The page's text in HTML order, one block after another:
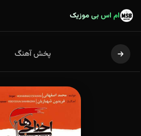
ام اس بی موزیک
پخش آهنگ